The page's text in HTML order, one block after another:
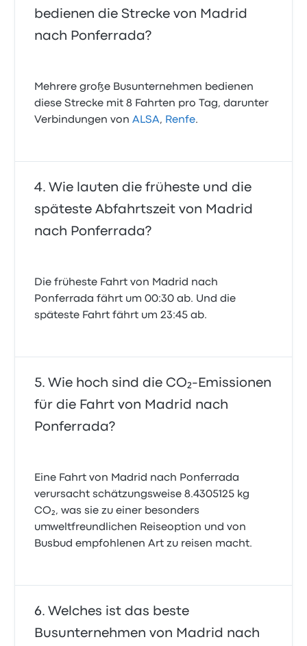
bedienen die Strecke von Madrid
nach Ponferrada?
Mehrere große Busunternehmen bedienen
diese Strecke mit 8 Fahrten pro Tag, darunter
Verbindungen vonALSA, Renfe.
Wie lauten die früheste und die
späteste Abfahrtszeit von Madrid
nach Ponferrada?
Die früheste Fahrt von Madrid nach
Ponferrada fährt um 00:30 ab. Und die
späteste Fahrt fährt um 23:45 ab.
Wie hoch sind die CO₂-Emissionen
für die Fahrt von Madrid nach
Ponferrada?
Eine Fahrt von Madrid nach Ponferrada
verursacht schätzungsweise 8.4305125 kg
CO₂, was sie zu einer besonders
umweltfreundlichen Reiseoption und von
Busbud empfohlenen Art zu reisen macht.
Welches ist das beste
Busunternehmen von Madrid nach